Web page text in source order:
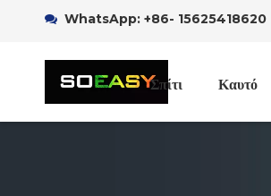
 WhatsApp: +86- 15625418620
Σπίτι Καυτό